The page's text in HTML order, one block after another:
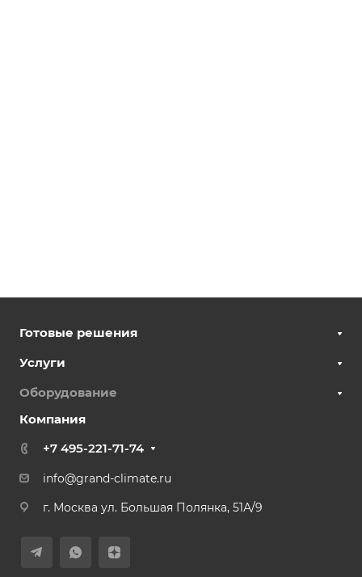
Готовые решения
Услуги
Оборудование
Компания
+7 495-221-71-74
info@grand-climate.ru
г. Москва ул. Большая Полянка, 51А/9